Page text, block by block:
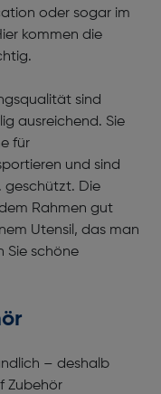
oder sogar im
kommen die
sind
ausreichend. Sie
für
und sind
geschützt. Die
Rahmen gut
Utensil, das man
Sie schöne
– deshalb
Zubehör